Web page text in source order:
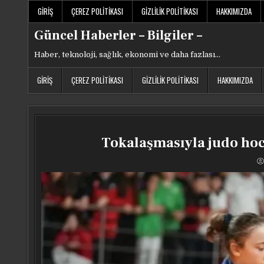
GIRIŞ ÇEREZ POLITIKASI GIZLILIK POLITIKASI HAKKIMIZDA
Güncel Haberler – Bilgiler –
Haber, teknoloji, sağlık, ekonomi ve daha fazlası…
GIRIŞ ÇEREZ POLITIKASI GIZLILIK POLITIKASI HAKKIMIZDA
Tokalaşmasıyla judo